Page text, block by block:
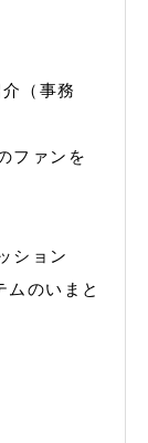
（事務
ファンを
ション
ムのいまと